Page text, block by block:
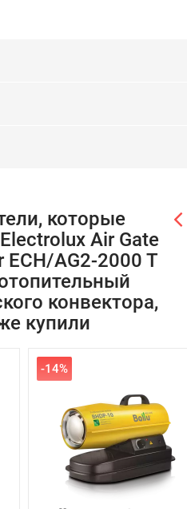
которые
Air Gate
ECH/AG2-2000 T
конвектора,
купили
-14%